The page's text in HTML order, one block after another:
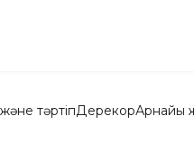
тәртіпДерекқорАрнайы